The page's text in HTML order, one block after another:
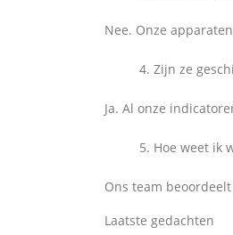
Nee. Onze
Zijn ze
Ja. Al onze
Hoe weet ik
Ons team
Laatste gedachten